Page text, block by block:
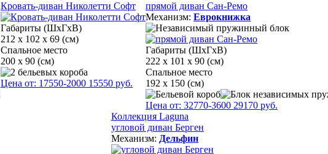
Кровать-диван Николетти Софт
Габариты (ШхГхВ)
212 х 102 х 69 (см)
Спальное место
200 х 90 (см)
Цена от: 17550-2000 15550 руб.
прямой диван Сан-Ремо
Механизм: Еврокнижка
Габариты (ШхГхВ)
222 х 101 х 90 (см)
Спальное место
192 x 150 (см)
Цена от: 32770-3600 29170 руб.
Коллекция Laguna
угловой диван Берген
Механизм: Дельфин